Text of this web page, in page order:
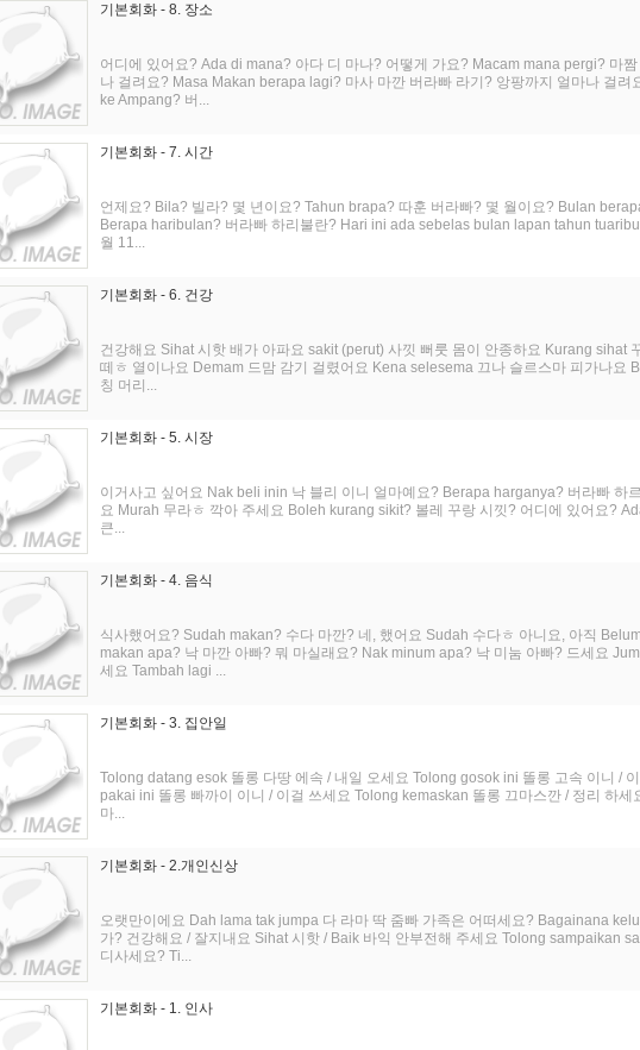
기본회화 - 8. 장소
어디에 있어요? Ada di mana? 아다 디 마나? 어떻게 가요? Macam mana pergi? 마
나 걸려요? Masa Makan berapa lagi? 마사 마깐 버라빠 라기? 앙팡까지 얼마나 걸
ke Ampang? 버...
기본회화 - 7. 시간
언제요? Bila? 빌라? 몇 년이요? Tahun brapa? 따훈 버라빠? 몇 월이요? Bulan
Berapa haribulan? 버라빠 하리불란? Hari ini ada sebelas bulan lapan tahun
월 11...
기본회화 - 6. 건강
건강해요 Sihat 시핫 배가 아파요 sakit (perut) 사낏 뻐룻 몸이 안종하요 Kurang sihat
떼ㅎ 열이나요 Demam 드맘 감기 걸렸어요 Kena selesema 끄나 슬르스마 피가나요
칭 머리...
기본회화 - 5. 시장
이거사고 싶어요 Nak beli inin 낙 블리 이니 얼마예요? Berapa harganya? 버라빠 하
요 Murah 무라ㅎ 깍아 주세요 Boleh kurang sikit? 볼레 꾸랑 시낏? 어디에 있어요?
큰...
기본회화 - 4. 음식
식사했어요? Sudah makan? 수다 마깐? 네, 했어요 Sudah 수다ㅎ 아니요, 아직
makan apa? 낙 마깐 아빠? 뭐 마실래요? Nak minum apa? 낙 미눔 아빠? 드세요
세요 Tambah lagi ...
기본회화 - 3. 집안일
Tolong datang esok 똘롱 다땅 에속 / 내일 오세요 Tolong gosok ini 똘롱 고속 이니 /
pakai ini 똘롱 빠까이 이니 / 이걸 쓰세요 Tolong kemaskan 똘롱 끄마스깐 / 정리 하세
마...
기본회화 - 2.개인신상
오랫만이에요 Dah lama tak jumpa 다 라마 딱 줌빠 가족은 어떠세요? Bagainana
가? 건강해요 / 잘지내요 Sihat 시핫 / Baik 바익 안부전해 주세요 Tolong sampaikan
디사세요? Ti...
기본회화 - 1. 인사